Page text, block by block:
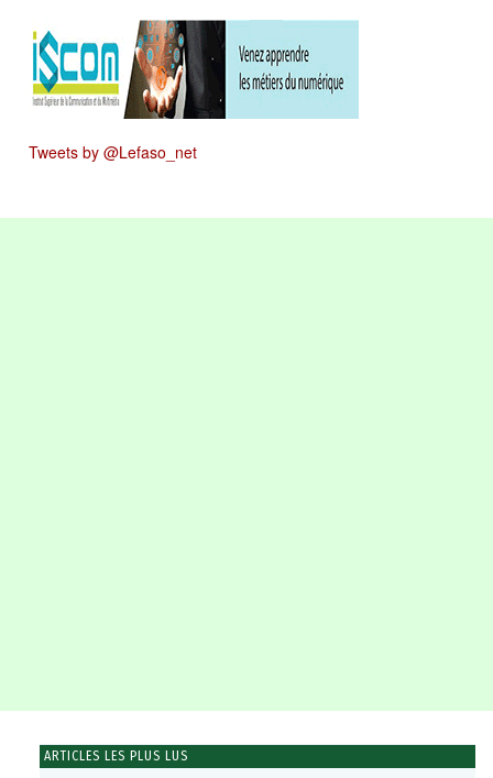
Tweets by @Lefaso_net
ARTICLES LES PLUS LUS